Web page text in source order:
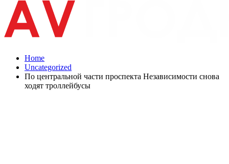
Home
Uncategorized
По центральной части проспекта Независимости снова
ходят троллейбусы